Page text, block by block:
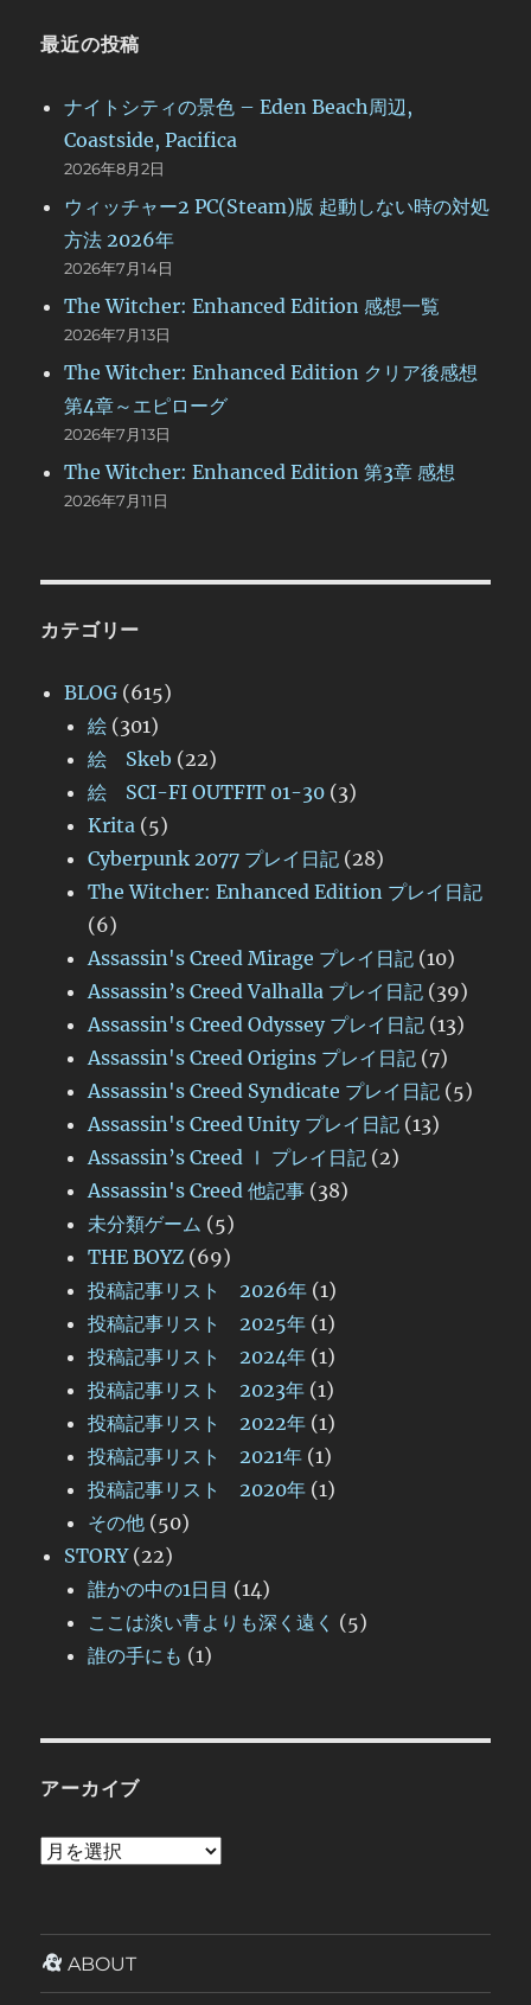
最近の投稿
ナイトシティの景色 – Eden Beach周辺,
Coastside, Pacifica
2026年8月2日
ウィッチャー2 PC(Steam)版 起動しない時の対処
方法 2026年
2026年7月14日
The Witcher: Enhanced Edition 感想一覧
2026年7月13日
The Witcher: Enhanced Edition クリア後感想
第4章～エピローグ
2026年7月13日
The Witcher: Enhanced Edition 第3章 感想
2026年7月11日
カテゴリー
BLOG (615)
絵 (301)
絵 Skeb (22)
絵 SCI-FI OUTFIT 01-30 (3)
Krita (5)
Cyberpunk 2077 プレイ日記 (28)
The Witcher: Enhanced Edition プレイ日記
(6)
Assassin's Creed Mirage プレイ日記 (10)
Assassin’s Creed Valhalla プレイ日記 (39)
Assassin's Creed Odyssey プレイ日記 (13)
Assassin's Creed Origins プレイ日記 (7)
Assassin's Creed Syndicate プレイ日記 (5)
Assassin's Creed Unity プレイ日記 (13)
Assassin’s Creed Ⅰ プレイ日記 (2)
Assassin's Creed 他記事 (38)
未分類ゲーム (5)
THE BOYZ (69)
投稿記事リスト 2026年 (1)
投稿記事リスト 2025年 (1)
投稿記事リスト 2024年 (1)
投稿記事リスト 2023年 (1)
投稿記事リスト 2022年 (1)
投稿記事リスト 2021年 (1)
投稿記事リスト 2020年 (1)
その他 (50)
STORY(22)
誰かの中の1日目 (14)
ここは淡い青よりも深く遠く (5)
誰の手にも (1)
アーカイブ
ア
イ
ABOUT